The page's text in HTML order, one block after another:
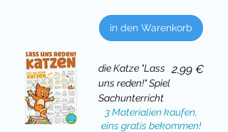
in den Warenkorb
die Katze "Lass
uns reden!" Spiel
Sachunterricht
Preis
2,99 €
3 Materialien kaufen,
eins gratis bekommen!